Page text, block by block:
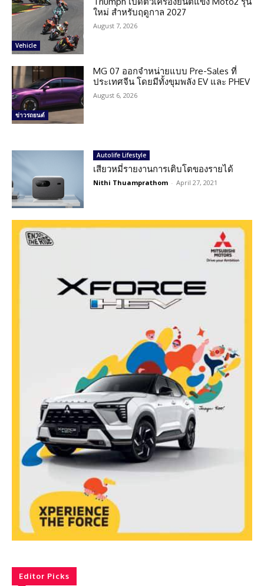
Vehicle
ใหม่ สำหรับฤดูกาล 2027
August 7, 2026
ข่าวรถยนต์
MG 07 ออกจำหน่ายแบบ Pre-Sales ที่
ประเทศจีน โดยมีทั้งขุมพลัง EV และ PHEV
August 6, 2026
Autolife Lifestyle
เสียวหมี่รายงานการเติบโตของรายได้
Nithi Thuamprathom - April 27, 2021
Editor Picks